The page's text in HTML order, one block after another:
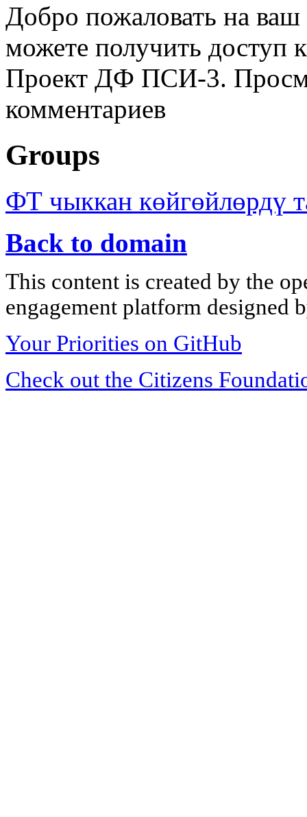
Добро пожаловать на
можете получить доступ
Проект ДФ ПСИ-3.
комментариев
Groups
ФТ чыккан көйгөйлөрдү
Back to domain
This content is created by the
engagement platform designed
Your Priorities on GitHub
Check out the Citizens